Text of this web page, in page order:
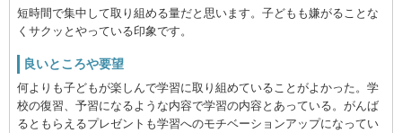
短時間で集中して取り組める量だと思います。子どもも嫌がることな
くサクッとやっている印象です。
良いところや要望
何よりも子どもが楽しんで学習に取り組めていることがよかった。学
校の復習、予習になるような内容で学習の内容とあっている。がんば
るともらえるプレゼントも学習へのモチベーションアップになってい